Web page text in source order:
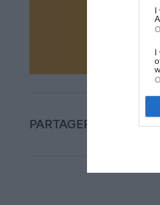
I
I
PARTAGER L'ARTICLE